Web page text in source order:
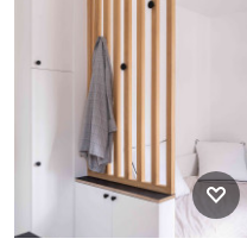
Wandfarbe, braunem
Holzboden, Einzeltür und
schwarzer Haustür in Lyon